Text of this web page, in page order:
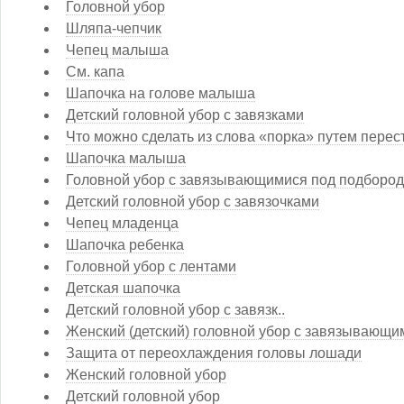
Головной убор
Шляпа-чепчик
Чепец малыша
См. капа
Шапочка на голове малыша
Детский головной убор с завязками
Что можно сделать из слова «порка» путем
Шапочка малыша
Головной убор с завязывающимися под
Детский головной убор с завязочками
Чепец младенца
Шапочка ребенка
Головной убор с лентами
Детская шапочка
Детский головной убор с завязк..
Женский (детский) головной убор с
Защита от переохлаждения головы лошади
Женский головной убор
Детский головной убор